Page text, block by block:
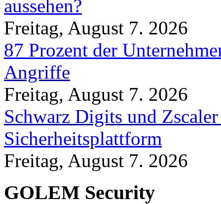
aussehen?
Freitag, August 7. 2026
87 Prozent der
Angriffe
Freitag, August 7. 2026
Schwarz Digits und
Sicherheitsplattform
Freitag, August 7. 2026
GOLEM Security